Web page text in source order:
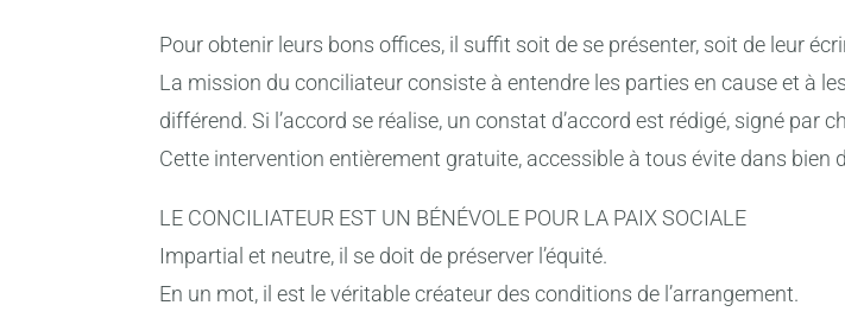
Pour obtenir leurs bons offices, il suffit soit de se présenter, soit de leur
La mission du conciliateur consiste à entendre les parties en cause et à
différend. Si l’accord se réalise, un constat d’accord est rédigé, signé par
Cette intervention entièrement gratuite, accessible à tous évite dans bien
LE CONCILIATEUR EST UN BÉNÉVOLE POUR LA PAIX SOCIALE
Impartial et neutre, il se doit de préserver l’équité.
En un mot, il est le véritable créateur des conditions de l’arrangement.